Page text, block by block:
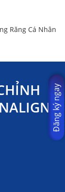
Răng Cá Nhân
Đăng ký ngay